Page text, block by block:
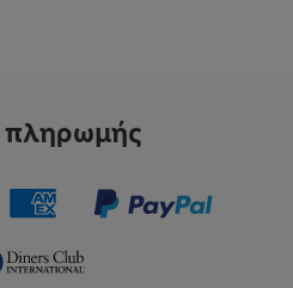
πληρωμής